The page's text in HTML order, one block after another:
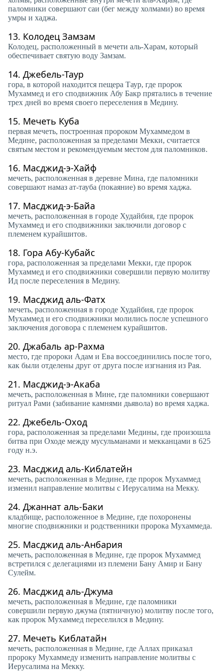
паломники совершают саи (бег между холмами) во время
умры и хаджа.
13. Колодец Замзам
Колодец, расположенный в мечети аль-Харам, который
обеспечивает святую воду Замзам.
14. Джебель-Таур
гора, в которой находится пещера Таур, где пророк
Мухаммед и его сподвижник Абу Бакр прятались в течение
трех дней во время своего переселения в Медину.
15. Мечеть Куба
первая мечеть, построенная пророком Мухаммедом в
Медине, расположенная за пределами Мекки, считается
святым местом и рекомендуемым местом для паломников.
16. Масджид-э-Хайф
мечеть, расположенная в деревне Мина, где паломники
совершают намаз ат-тауба (покаяние) во время хаджа.
17. Масджид-э-Байа
мечеть, расположенная в городе Худайбия, где пророк
Мухаммед и его сподвижники заключили договор с
племенем курайшитов.
18. Гора Абу-Кубайс
гора, расположенная за пределами Мекки, где пророк
Мухаммед и его сподвижники совершили первую молитву
Ид после переселения в Медину.
19. Масджид аль-Фатх
мечеть, расположенная в городе Худайбия, где пророк
Мухаммед и его сподвижники молились после успешного
заключения договора с племенем курайшитов.
20. Джабаль ар-Рахма
место, где пророки Адам и Ева воссоединились после того,
как были отделены друг от друга после изгнания из Рая.
21. Масджид-э-Акаба
мечеть, расположенная в Мине, где паломники совершают
ритуал Рами (забивание камнями дьявола) во время хаджа.
22. Джебель-Оход
гора, расположенная за пределами Медины, где произошла
битва при Оходе между мусульманами и мекканцами в 625
году н.э.
23. Масджид аль-Киблатейн
мечеть, расположенная в Медине, где пророк Мухаммед
изменил направление молитвы с Иерусалима на Мекку.
24. Джаннат аль-Баки
кладбище, расположенное в Медине, где похоронены
многие сподвижники и родственники пророка Мухаммеда.
25. Масджид аль-Анбария
мечеть, расположенная в Медине, где пророк Мухаммед
встретился с делегациями из племени Бану Амир и Бану
Сулейм.
26. Масджид аль-Джума
мечеть, расположенная в Медине, где паломники
совершили первую джума (пятничную) молитву после того,
как пророк Мухаммед переселился в Медину.
27. Мечеть Киблатайн
мечеть, расположенная в Медине, где Аллах приказал
пророку Мухаммеду изменить направление молитвы с
Иерусалима на Мекку.